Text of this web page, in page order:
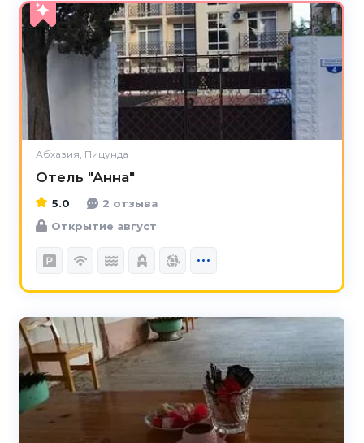
Абхазия, Пицунда
Отель "Анна"
5.0
5.0
2 отзыва
Открытие август